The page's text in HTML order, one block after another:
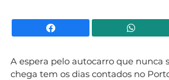
Facebook
A espera pelo autocarro que nunca
chega tem os dias contados no